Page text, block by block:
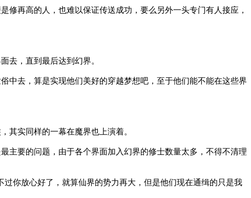
再高的人，也难以保证传送成功，要么另外一头专门有人接应，
去，直到最后达到幻界。
中去，算是实现他们美好的穿越梦想吧，至于他们能不能在这些界
其实同样的一幕在魔界也上演着。
主要的问题，由于各个界面加入幻界的修士数量太多，不得不清理
你放心好了，就算仙界的势力再大，但是他们现在通缉的只是我